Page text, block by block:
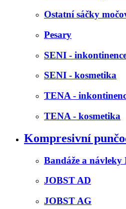
Ostatní sáčky
Pesary
SENI -
SENI - kosmetika
TENA -
TENA - kosmetika
Kompresivní
Bandáže a návleky
JOBST AD
JOBST AG